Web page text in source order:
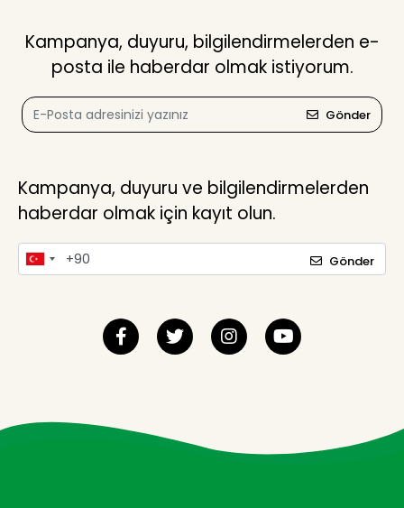
Kampanya, duyuru, bilgilendirmelerden e-
posta ile haberdar olmak istiyorum.
Gönder
Kampanya, duyuru ve bilgilendirmelerden
haberdar olmak için kayıt olun.
Gönder